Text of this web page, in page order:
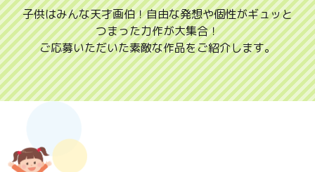
子供はみんな天才画伯！自由な発想や個性がギュッと
つまった力作が大集合！
ご応募いただいた素敵な作品をご紹介します。